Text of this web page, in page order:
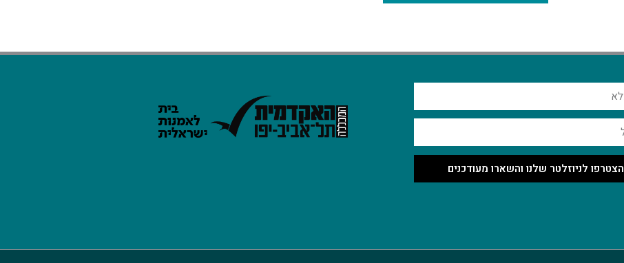
הצטרפו לניוזלטר שלנו והשארו מעודכנים